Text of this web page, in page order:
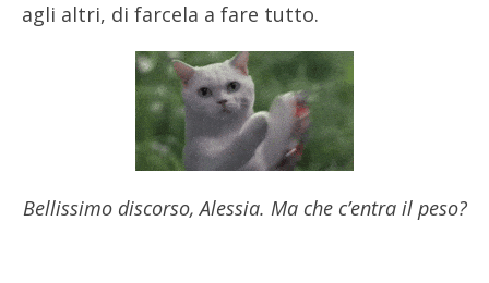
agli altri, di farcela a fare tutto.
Bellissimo discorso, Alessia. Ma che c’entra il peso?